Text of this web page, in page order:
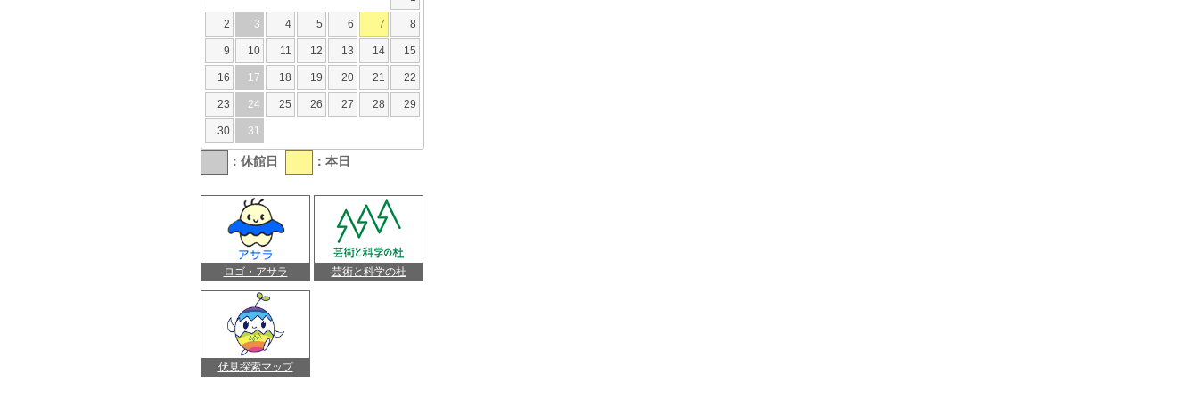
2 3 4 5 6 7 8
9 10 11 12 13 14 15
16 17 18 19 20 21 22
23 24 25 26 27 28 29
30 31
：休館日 ：本日
ロゴ・アサラ 芸術と科学の杜
伏見探索マップ